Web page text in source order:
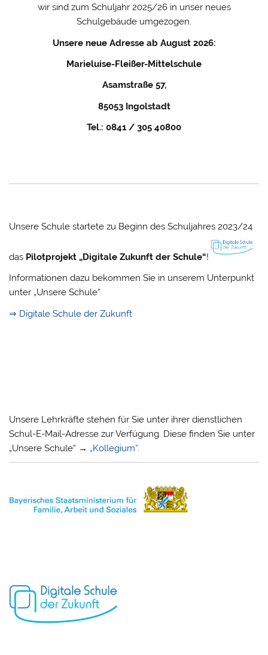
wir sind zum Schuljahr 2025/26 in unser neues
Schulgebäude umgezogen.
Unsere neue Adresse ab August 2026:
Marieluise-Fleißer-Mittelschule
Asamstraße 57,
85053 Ingolstadt
Tel.: 0841 / 305 40800
Unsere Schule startete zu Beginn des Schuljahres 2023/24
das Pilotprojekt „Digitale Zukunft der Schule“!
Informationen dazu bekommen Sie in unserem Unterpunkt
unter „Unsere Schule“
⇒ Digitale Schule der Zukunft
Unsere Lehrkräfte stehen für Sie unter ihrer dienstlichen
Schul-E-Mail-Adresse zur Verfügung. Diese finden Sie unter
„Unsere Schule“ → „Kollegium“.